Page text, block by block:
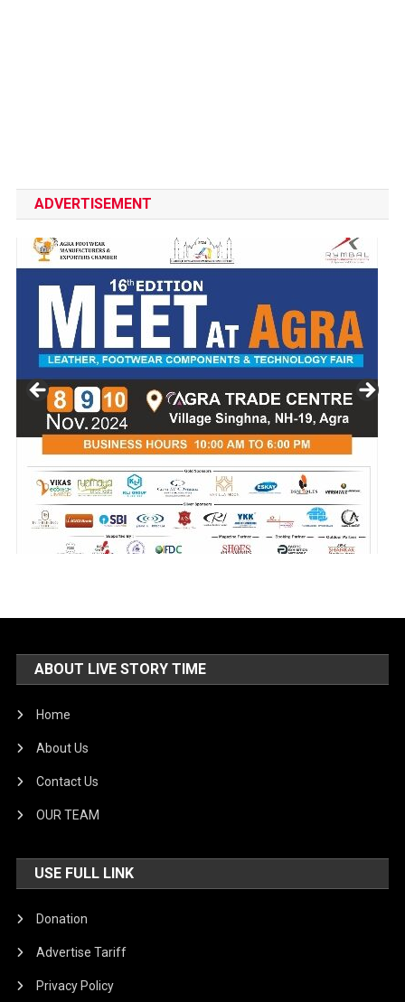
ADVERTISEMENT
ABOUT LIVE STORY TIME
Home
About Us
Contact Us
OUR TEAM
USE FULL LINK
Donation
Advertise Tariff
Privacy Policy